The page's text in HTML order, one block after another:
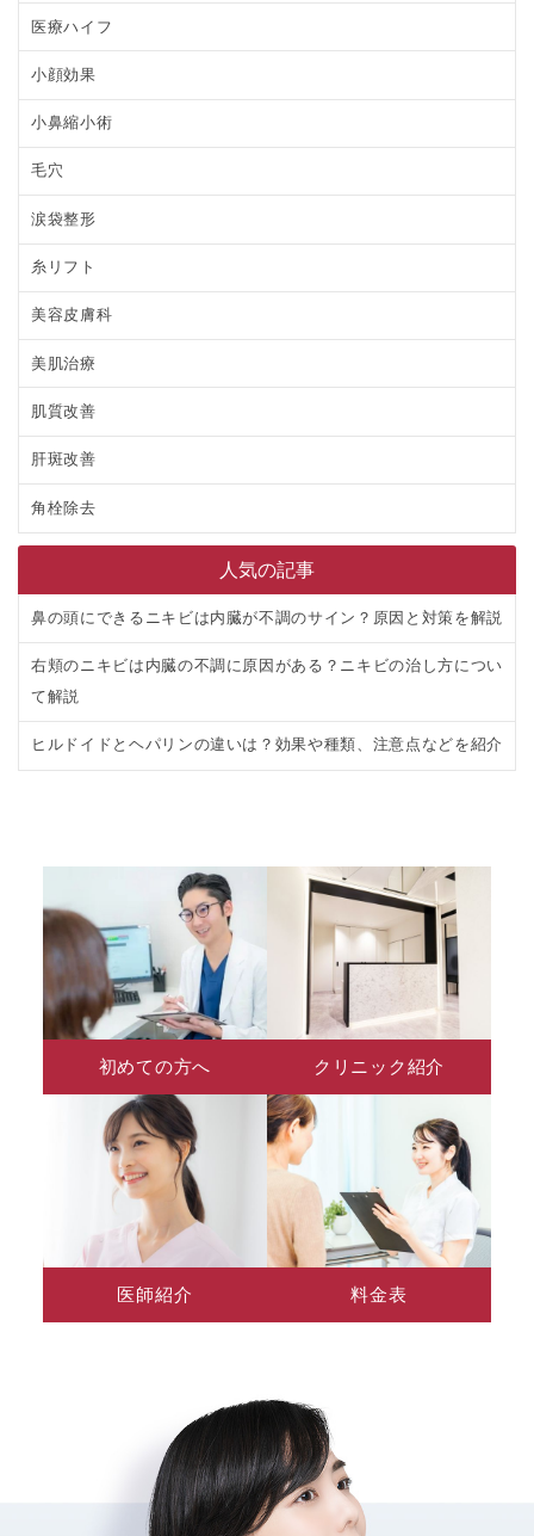
医療ハイフ
小顔効果
小鼻縮小術
毛穴
涙袋整形
糸リフト
美容皮膚科
美肌治療
肌質改善
肝斑改善
角栓除去
人気の記事
鼻の頭にできるニキビは内臓が不調のサイン？原因と対策を解説
右頬のニキビは内臓の不調に原因がある？ニキビの治し方につい
て解説
ヒルドイドとヘパリンの違いは？効果や種類、注意点などを紹介
初めての方へ クリニック紹介
医師紹介 料金表